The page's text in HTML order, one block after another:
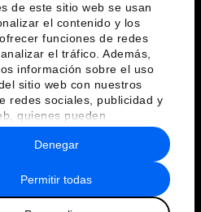
de este sitio web se usan
el contenido y los
funciones de redes
el tráfico. Además,
información sobre el uso
sitio web con nuestros
redes sociales, publicidad y
quienes pueden
con otra información que les
o que hayan
a partir del uso que haya
servicios.
Permitir todas
Denegar